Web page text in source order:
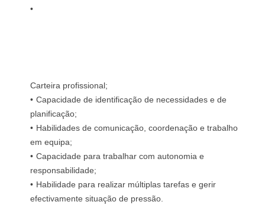
Carteira profissional;
Capacidade de identificação de necessidades e de
planificação;
Habilidades de comunicação, coordenação e trabalho
em equipa;
Capacidade para trabalhar com autonomia e
responsabilidade;
Habilidade para realizar múltiplas tarefas e gerir
efectivamente situação de pressão.